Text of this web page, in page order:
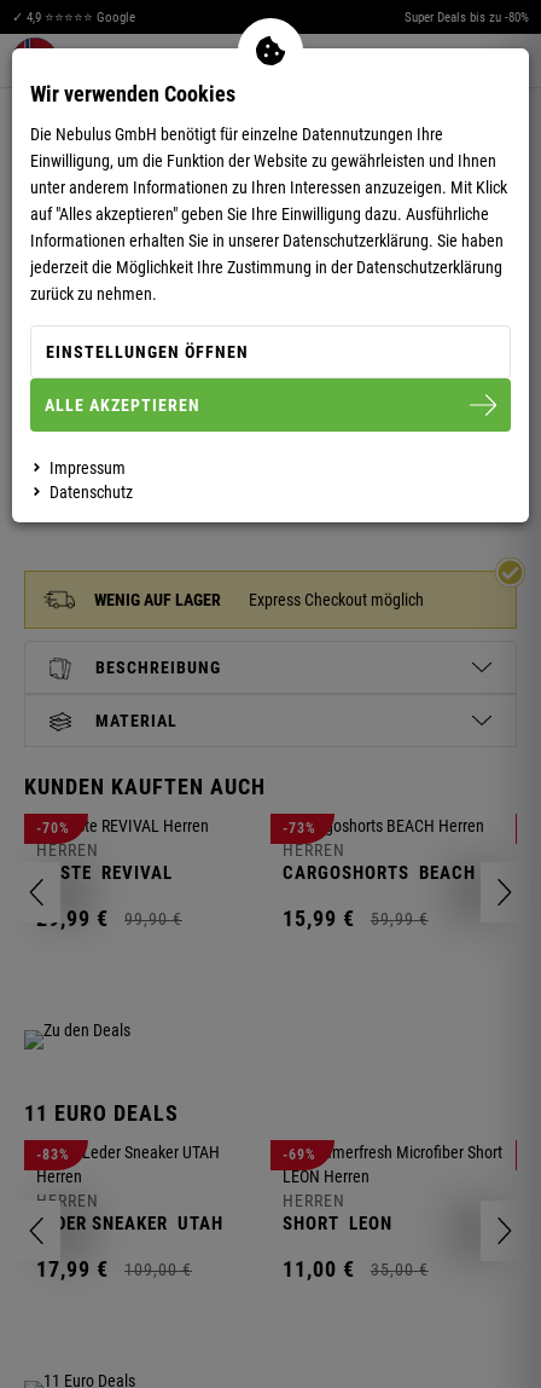
✓ 4,9 ⭐⭐⭐⭐⭐ Google Super Deals bis zu -80%
Warenkorb aufklappen
SUMMERFRESH BAUMWOLL SHORT BEN HERREN
WENIG AUF LAGER Express Checkout möglich
BESCHREIBUNG
MATERIAL
KUNDEN KAUFTEN AUCH
-70%
HERREN
WESTE REVIVAL
29,99 € 99,90 €
-73%
HERREN
CARGOSHORTS BEACH
15,99 € 59,99 €
11 EURO DEALS
-83%
HERREN
LEDER SNEAKER UTAH
17,99 € 109,00 €
-69%
HERREN
SHORT LEON
11,00 € 35,00 €
Wir verwenden Cookies
Die Nebulus GmbH benötigt für einzelne Datennutzungen Ihre
Einwilligung, um die Funktion der Website zu gewährleisten und Ihnen
unter anderem Informationen zu Ihren Interessen anzuzeigen. Mit Klick
auf "Alles akzeptieren" geben Sie Ihre Einwilligung dazu. Ausführliche
Informationen erhalten Sie in unserer Datenschutzerklärung. Sie haben
jederzeit die Möglichkeit Ihre Zustimmung in der Datenschutzerklärung
zurück zu nehmen.
EINSTELLUNGEN ÖFFNEN
ALLE AKZEPTIEREN
Impressum
Datenschutz